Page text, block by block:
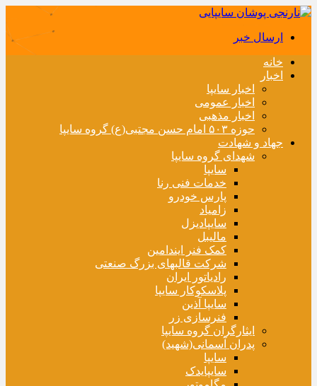
ارسال خبر
خانه
اخبار
اخبار سایپا
اخبار عمومی
اخبار مذهبی
حوزه ۵۰۳ امام حسن مجتبی(ع) گروه سایپا
جهاد و شهادت
شهدای گروه سایپا
سایپا
خدمات فنی رنا
پارس خودرو
زامیاد
سایپادیزل
مالیبل
کمک فنر ایندامین
شرکت قالبهای بزرگ صنعتی
رادیاتور ایران
پلاسکوکار سایپا
سایپا آذین
فنرسازی زر
ایثارگران گروه سایپا
پدران آسمانی(شهید)
سایپا
سایپایدک